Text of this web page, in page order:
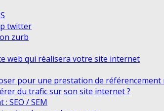
twitter
zurb
web qui réalisera votre site internet
pour une prestation de référencement
du trafic sur son site internet ?
SEO / SEM